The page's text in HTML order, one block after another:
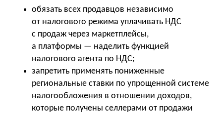
обязать всех продавцов независимо
от налогового режима уплачивать НДС
с продаж через маркетплейсы,
а платформы — наделить функцией
налогового агента по НДС;
запретить применять пониженные
региональные ставки по упрощенной системе
налогообложения в отношении доходов,
которые получены селлерами от продажи